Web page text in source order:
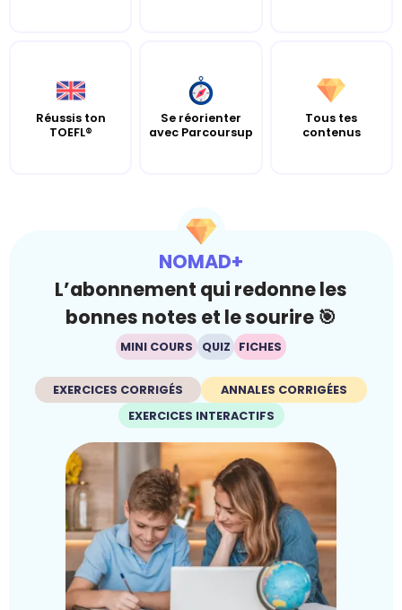
Réussis ton
TOEFL®
Se réorienter
avec Parcoursup
Tous tes
contenus
NOMAD+
L’abonnement qui redonne les
bonnes notes et le sourire 🎯
MINI COURS QUIZ FICHES
EXERCICES CORRIGÉS
ANNALES CORRIGÉES
EXERCICES INTERACTIFS